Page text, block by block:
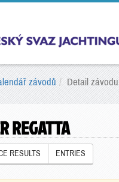
závodů Detail závodu
REGATTA
RESULTS ENTRIES